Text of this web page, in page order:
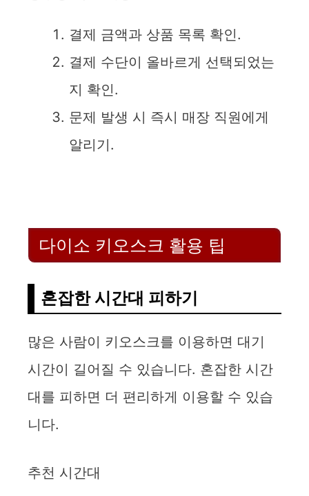
결제 금액과 상품 목록 확인.
결제 수단이 올바르게 선택되었는
지 확인.
문제 발생 시 즉시 매장 직원에게
알리기.
다이소 키오스크 활용 팁
혼잡한 시간대 피하기
많은 사람이 키오스크를 이용하면 대기
시간이 길어질 수 있습니다. 혼잡한 시간
대를 피하면 더 편리하게 이용할 수 있습
니다.
추천 시간대